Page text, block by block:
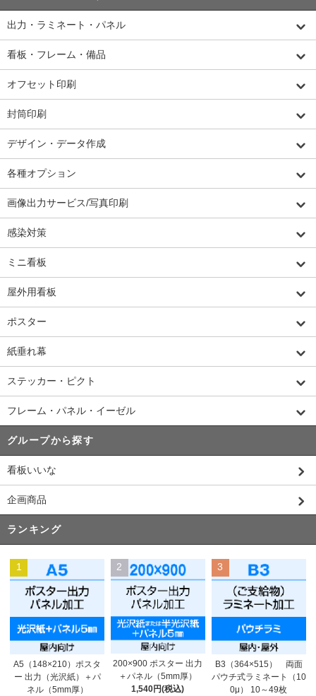
出力・ラミネート・パネル
看板・フレーム・備品
オフセット印刷
封筒印刷
デザイン・データ作成
各種オプション
画像出力サービス/写真印刷
感染対策
ミニ看板
屋外用看板
ポスター
紙垂れ幕
ステッカー・ピクト
フレーム・パネル・イーゼル
グループから探す
看板いいな
企画商品
ランキング
1
A5（148×210）ポスタ
ー 出力（光沢紙）＋パ
ネル（5mm厚）
2
200×900 ポスター 出力
＋パネル（5mm厚）
1,540円(税込)
3
B3（364×515） 両面
パウチ式ラミネート（10
0μ） 10～49枚